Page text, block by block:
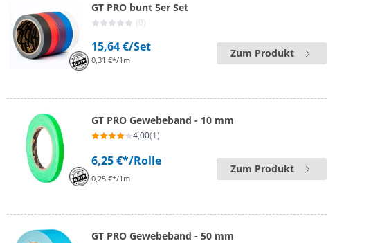
GT PRO bunt 5er Set
(0)
15,64 €/Set
0,31 €*/1m
Zum Produkt
GT PRO Gewebeband - 10 mm
4,00(1)
6,25 €*/Rolle
0,25 €*/1m
Zum Produkt
GT PRO Gewebeband - 50 mm